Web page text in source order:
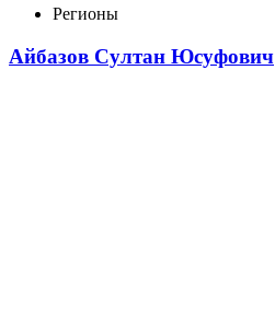
Регионы
Айбазов Султан Юсуфович